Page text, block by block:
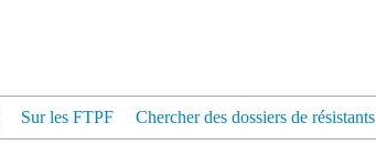
Sur les FTPF Chercher des dossiers de résistants